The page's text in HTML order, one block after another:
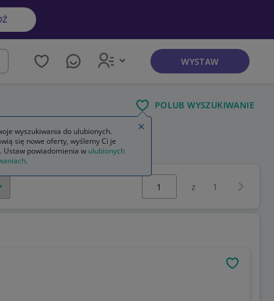
WYSTAW
POLUB WYSZUKIWANIE
Wybierz stronę:
z 1
wyszukiwania do ulubionych.
się nowe oferty, wyślemy Ci je
Ustaw powiadomienia w ulubionych
.
Zamknij wskazówkę